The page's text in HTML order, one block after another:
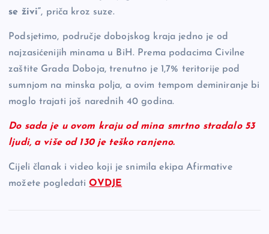
se živi“, priča kroz suze.
Podsjetimo, područje dobojskog kraja jedno je od
najzasićenijih minama u BiH. Prema podacima Civilne
zaštite Grada Doboja, trenutno je 1,7% teritorije pod
sumnjom na minska polja, a ovim tempom deminiranje bi
moglo trajati još narednih 40 godina.
Do sada je u ovom kraju od mina smrtno stradalo 53
ljudi, a više od 130 je teško ranjeno.
Cijeli članak i video koji je snimila ekipa Afirmative
možete pogledatiOVDJE